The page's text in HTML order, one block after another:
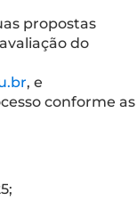
propostas
do
, e
conforme as